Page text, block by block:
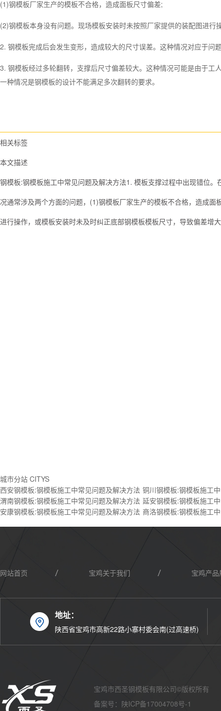
(1)钢模板厂家生产的模板不合格，造成面板尺寸偏差;
(2)钢模板本身没有问题。现场模板安装时未按照厂家提供的装配图进
2. 钢模板完成后会发生变形，造成较大的尺寸误差。这种情况对应于问
3. 钢模板经过多轮翻转，支撑后尺寸偏差较大。这种情况可能是由于
一种情况是钢模板的设计不能满足多次翻转的要求。
相关标签
本文描述
钢模板:钢模板施工中常见问题及解决方法1. 模板支撑过程中出现错位
况通常涉及两个方面的问题，(1)钢模板厂家生产的模板不合格，造成
进行操作，或模板安装时未及时纠正底部钢模板模板尺寸，导致偏差增
城市分站 CITYS
西安钢模板:钢模板施工中常见问题及解决方法 铜川钢模板:钢模板施工
渭南钢模板:钢模板施工中常见问题及解决方法 延安钢模板:钢模板施工
安康钢模板:钢模板施工中常见问题及解决方法 商洛钢模板:钢模板施工
网站首页 宝鸡关于我们 宝鸡产
宝鸡联系我们
地址：
陕西省宝鸡市高新22路小寨村委会南(过高速桥)
宝鸡市西圣钢模板有限公司©版权所有
备案号： 陕ICP备17004708号-1